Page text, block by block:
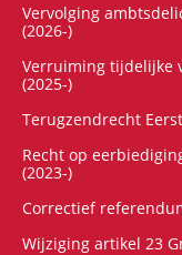
Vervolging
(2026-)
Verruiming tijdelijke
(2025-)
Terugzendrecht
Recht op
(2023-)
Correctief
Wijziging artikel 23